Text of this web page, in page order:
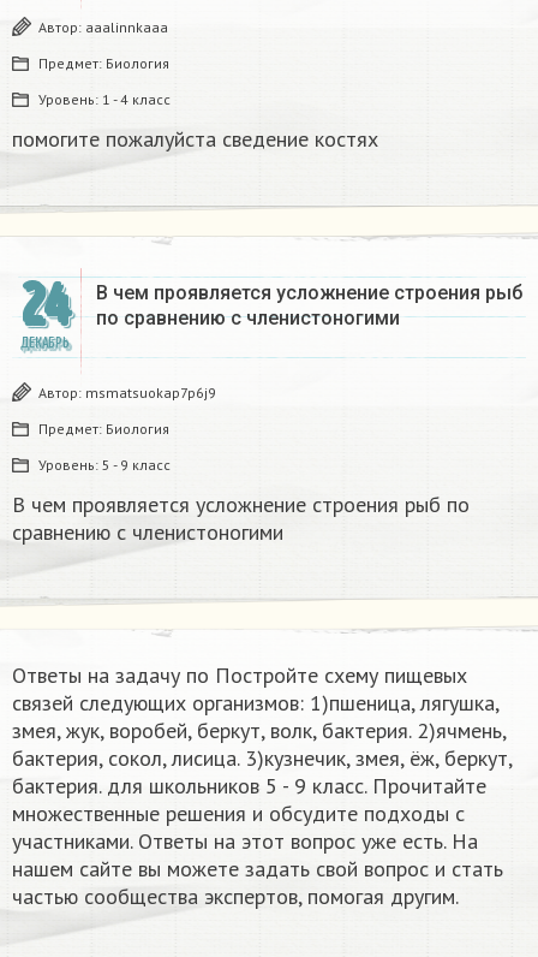
Автор: aaalinnkaaa
Предмет: Биология
Уровень: 1 - 4 класс
помогите пожалуйста сведение костях​
24
ДЕКАБРЬ
В чем проявляется усложнение строения рыб
по сравнению с членистоногими
Автор: msmatsuokap7p6j9
Предмет: Биология
Уровень: 5 - 9 класс
В чем проявляется усложнение строения рыб по
сравнению с членистоногими
Ответы на задачу по Постройте схему пищевых
связей следующих организмов: 1)пшеница, лягушка,
змея, жук, воробей, беркут, волк, бактерия. 2)ячмень,
бактерия, сокол, лисица. 3)кузнечик, змея, ёж, беркут,
бактерия. для школьников 5 - 9 класс. Прочитайте
множественные решения и обсудите подходы с
участниками. Ответы на этот вопрос уже есть. На
нашем сайте вы можете задать свой вопрос и стать
частью сообщества экспертов, помогая другим.